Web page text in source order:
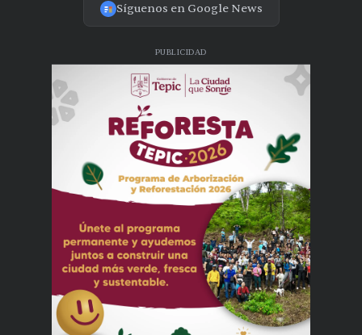
Síguenos en Google News
PUBLICIDAD